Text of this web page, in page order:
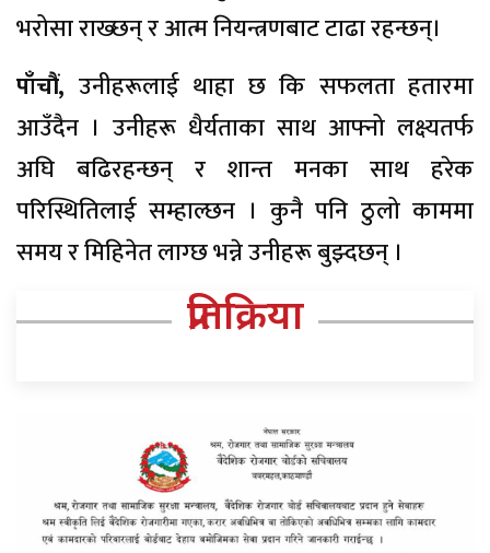
भरोसा राख्छन् र आत्म नियन्त्रणबाट टाढा रहन्छन्।
पाँचौं, उनीहरूलाई थाहा छ कि सफलता हतारमा
आउँदैन । उनीहरू धैर्यताका साथ आफ्नो लक्ष्यतर्फ
अघि बढिरहन्छन् र शान्त मनका साथ हरेक
परिस्थितिलाई सम्हाल्छन । कुनै पनि ठुलो काममा
समय र मिहिनेत लाग्छ भन्ने उनीहरू बुझ्दछन् ।
प्रतिक्रिया